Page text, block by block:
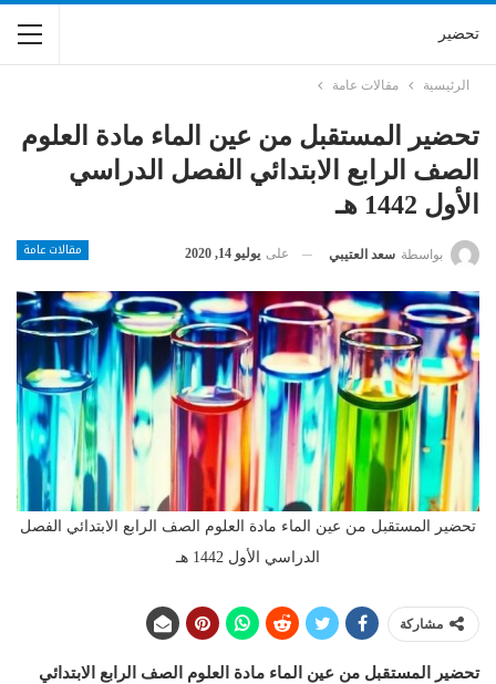
تحضير
الرئيسية مقالات عامة
تحضير المستقبل من عين الماء مادة العلوم
الصف الرابع الابتدائي الفصل الدراسي
الأول 1442 هـ
مقالات عامة بواسطة سعد العتيبي على يوليو 14, 2020
تحضير المستقبل من عين الماء مادة العلوم الصف الرابع الابتدائي الفصل
الدراسي الأول 1442 هـ
مشاركة
تحضير المستقبل من عين الماء مادة العلوم
الصف الرابع الابتدائي